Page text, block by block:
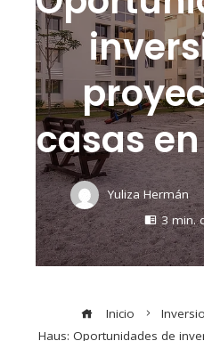
casas
Yuliza Hermán
3 min.
Inicio
Haus: Oportunidades de